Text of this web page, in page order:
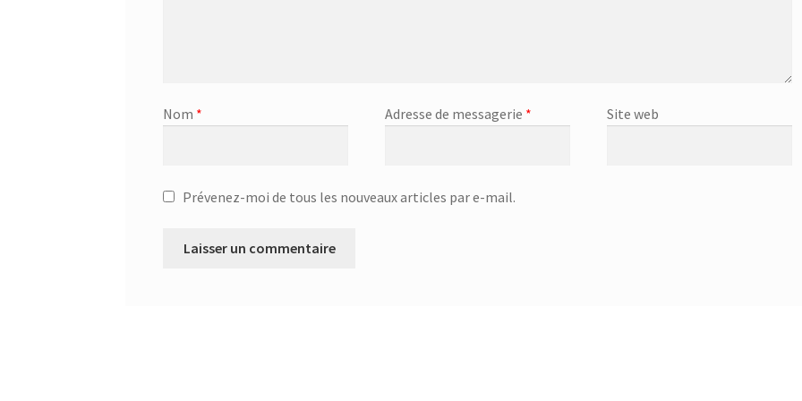
Nom * Adresse de messagerie * Site web
Prévenez-moi de tous les nouveaux articles par e-mail.